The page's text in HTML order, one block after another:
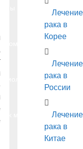
молочной железы
Лечение
рака в
Корее
Лечение
рака в
России
Лечение
рака в
Китае